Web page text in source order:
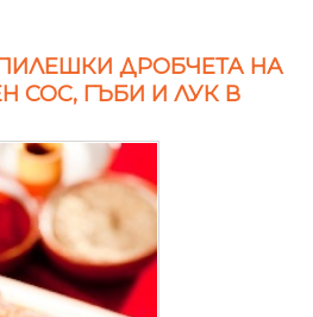
ДРОБЧЕТА НА
СОС, ГЪБИ И ЛУК В